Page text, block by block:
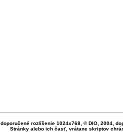
doporučené rozlíšenie 1024x768, © DIO, 2004,
Stránky alebo ich časť, vrátane skriptov